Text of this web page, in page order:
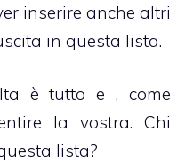
inserire anche altri
in questa lista.
è tutto e , come
la vostra. Chi
lista?